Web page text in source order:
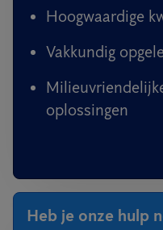
Hoogwaardige
Vakkundig
oplossingen
Heb je onze hulp